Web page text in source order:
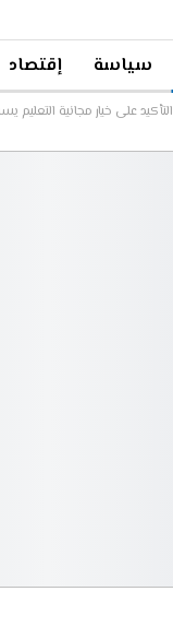
سياسة إقتصاد
التأكيد على خيار مجانية